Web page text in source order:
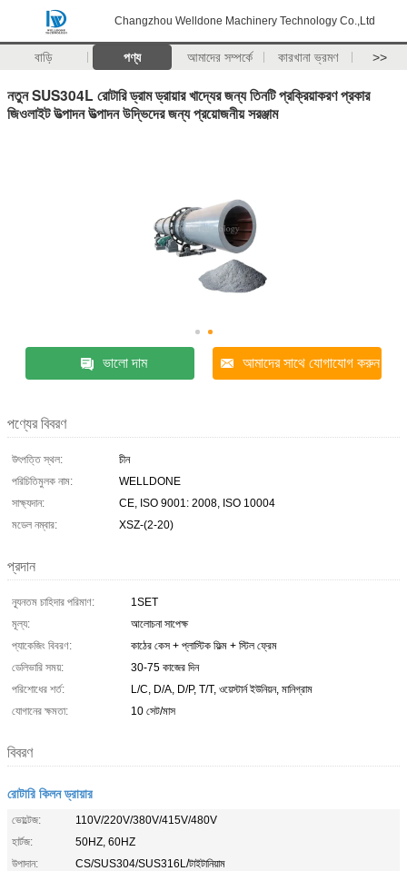
Changzhou Welldone Machinery Technology Co.,Ltd
বাড়ি পণ্য আমাদের সম্পর্কে কারখানা ভ্রমণ >>
নতুন SUS304L রোটারি ড্রাম ড্রায়ার খাদ্যের জন্য তিনটি প্রক্রিয়াকরণ প্রকার
জিওলাইট উত্পাদন উত্পাদন উদ্ভিদের জন্য প্রয়োজনীয় সরঞ্জাম
ভালো দাম আমাদের সাথে যোগাযোগ করুন
পণ্যের বিবরণ
উৎপত্তি স্থল:
চীন
পরিচিতিমুলক নাম:
WELLDONE
সাক্ষ্যদান:
CE, ISO 9001: 2008, ISO 10004
মডেল নম্বার:
XSZ-(2-20)
প্রদান
ন্যূনতম চাহিদার পরিমাণ:
1SET
মূল্য:
আলোচনা সাপেক্ষ
প্যাকেজিং বিবরণ:
কাঠের কেস + প্লাস্টিক ফিল্ম + স্টিল ফ্রেম
ডেলিভারি সময়:
30-75 কাজের দিন
পরিশোধের শর্ত:
L/C, D/A, D/P, T/T, ওয়েস্টার্ন ইউনিয়ন, মানিগ্রাম
যোগানের ক্ষমতা:
10 সেট/মাস
বিবরণ
রোটারি কিলন ড্রায়ার
ভোল্টেজ:
110V/220V/380V/415V/480V
হার্টজ:
50HZ, 60HZ
উপাদান:
CS/SUS304/SUS316L/টাইটানিয়াম